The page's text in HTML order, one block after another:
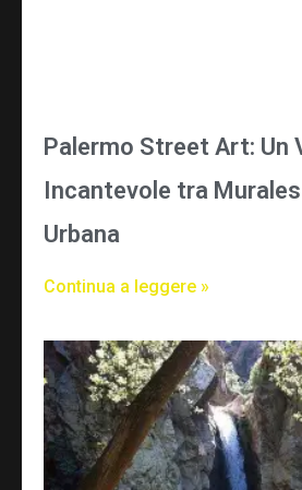
Palermo Street Art: Un
Incantevole tra
Urbana
Continua a leggere »